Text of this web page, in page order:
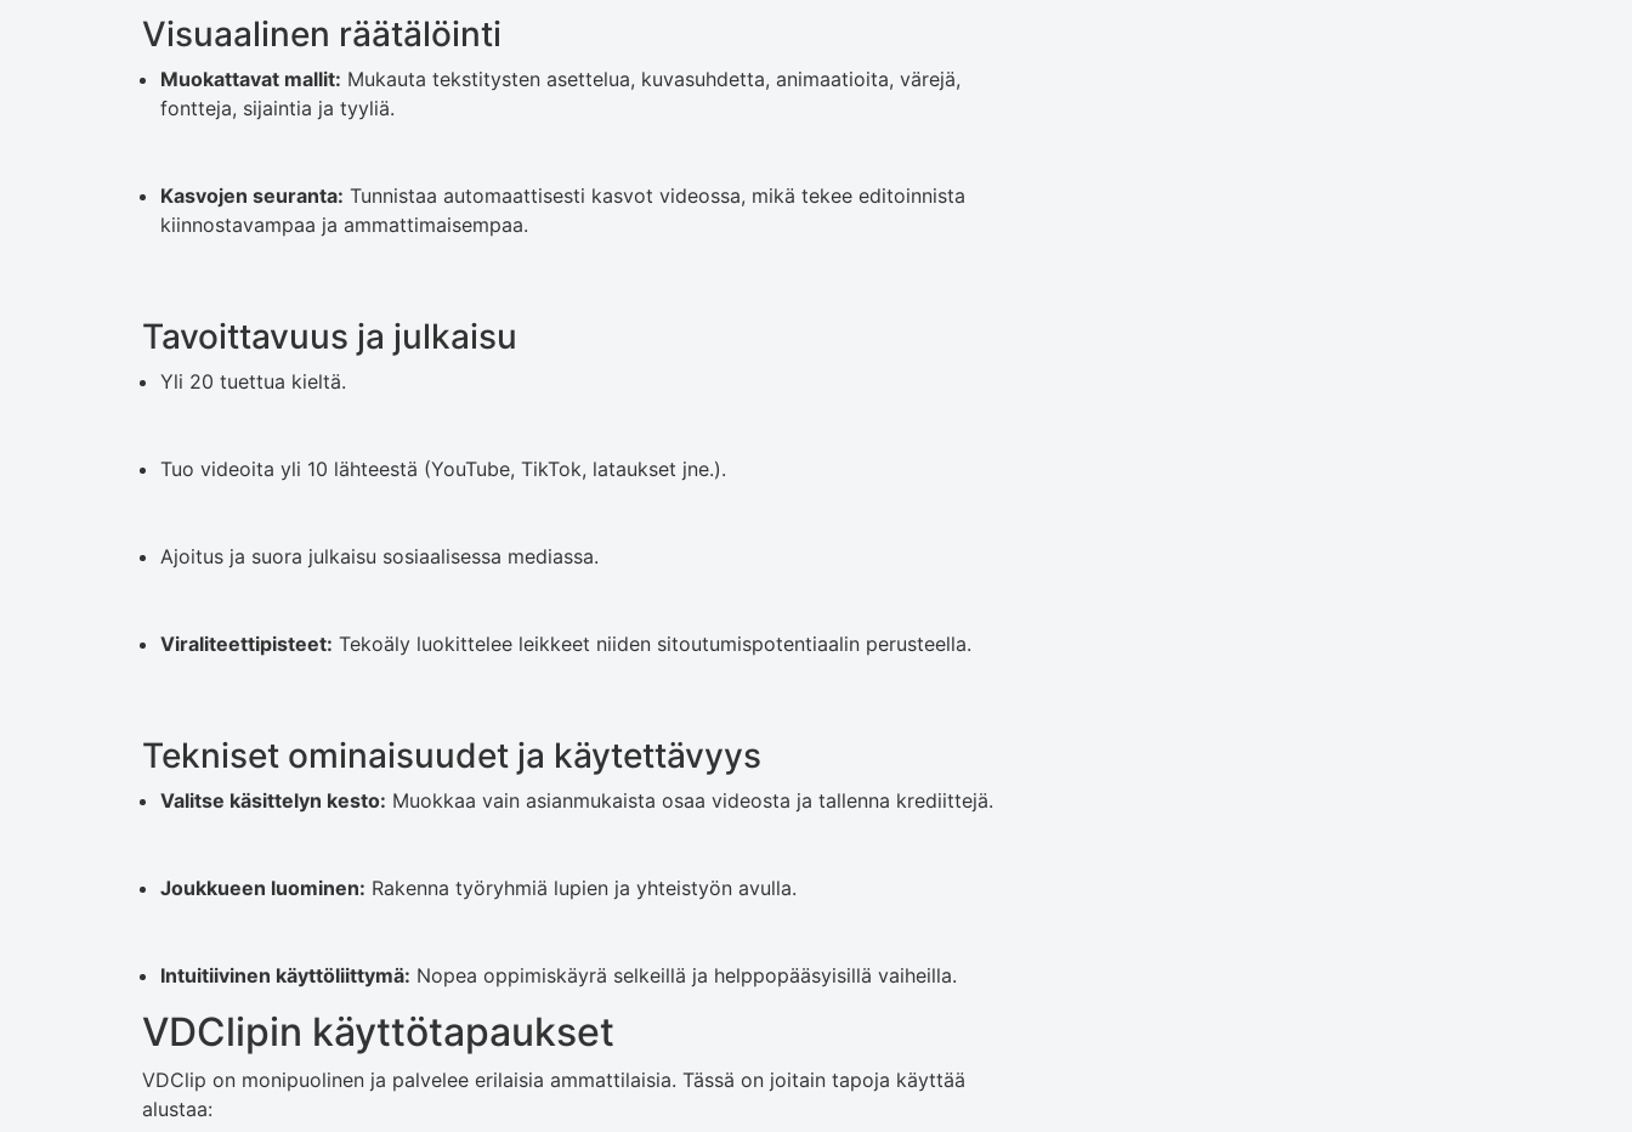
Visuaalinen räätälöinti
Muokattavat mallit: Mukauta tekstitysten asettelua, kuvasuhdetta, animaatioita, värejä,
fontteja, sijaintia ja tyyliä.
Kasvojen seuranta: Tunnistaa automaattisesti kasvot videossa, mikä tekee editoinnista
kiinnostavampaa ja ammattimaisempaa.
Tavoittavuus ja julkaisu
Yli 20 tuettua kieltä.
Tuo videoita yli 10 lähteestä (YouTube, TikTok, lataukset jne.).
Ajoitus ja suora julkaisu sosiaalisessa mediassa.
Viraliteettipisteet: Tekoäly luokittelee leikkeet niiden sitoutumispotentiaalin perusteella.
Tekniset ominaisuudet ja käytettävyys
Valitse käsittelyn kesto: Muokkaa vain asianmukaista osaa videosta ja tallenna krediittejä.
Joukkueen luominen: Rakenna työryhmiä lupien ja yhteistyön avulla.
Intuitiivinen käyttöliittymä: Nopea oppimiskäyrä selkeillä ja helppopääsyisillä vaiheilla.
VDClipin käyttötapaukset
VDClip on monipuolinen ja palvelee erilaisia ​​ammattilaisia. Tässä on joitain tapoja käyttää
alustaa: